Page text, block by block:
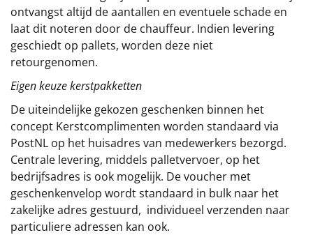
ontvangst altijd de aantallen en eventuele schade en
laat dit noteren door de chauffeur. Indien levering
geschiedt op pallets, worden deze niet
retourgenomen.
Eigen keuze kerstpakketten
De uiteindelijke gekozen geschenken binnen het
concept Kerstcomplimenten worden standaard via
PostNL op het huisadres van medewerkers bezorgd.
Centrale levering, middels palletvervoer, op het
bedrijfsadres is ook mogelijk. De voucher met
geschenkenvelop wordt standaard in bulk naar het
zakelijke adres gestuurd, individueel verzenden naar
particuliere adressen kan ook.